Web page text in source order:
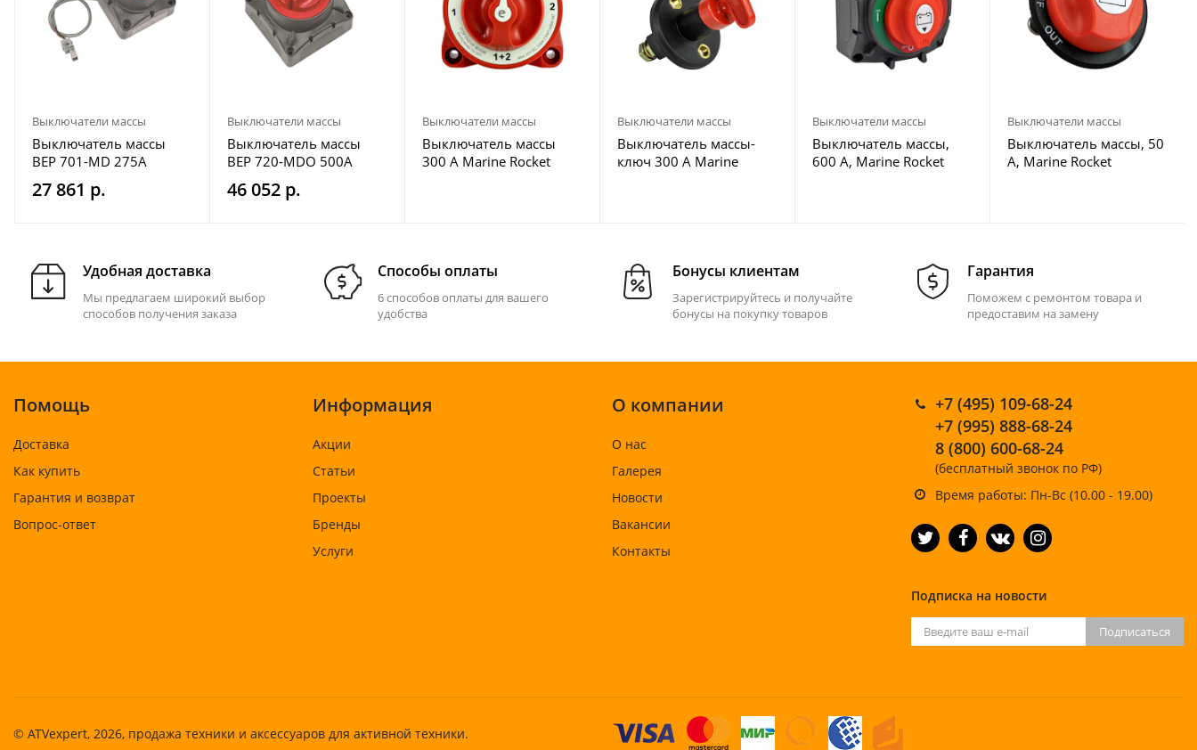
Выключатели массы
Выключатель массы
BEP 701-MD 275A
27 861 р.
Выключатели массы
Выключатель массы
BEP 720-MDO 500A
46 052 р.
Выключатели массы
Выключатель массы
300 А Marine Rocket
Выключатели массы
Выключатель массы-
ключ 300 А Marine
Выключатели массы
Выключатель массы,
600 А, Marine Rocket
Выключатели массы
Выключатель массы, 50
А, Marine Rocket
Удобная доставка
Мы предлагаем широкий выбор
способов получения заказа
Способы оплаты
6 способов оплаты для вашего
удобства
Бонусы клиентам
Зарегистрируйтесь и получайте
бонусы на покупку товаров
Гарантия
Поможем с ремонтом товара и
предоставим на замену
Помощь
Доставка
Как купить
Гарантия и возврат
Вопрос-ответ
Информация
Акции
Статьи
Проекты
Бренды
Услуги
О компании
О нас
Галерея
Новости
Вакансии
Контакты
+7 (495) 109-68-24
+7 (995) 888-68-24
8 (800) 600-68-24
(бесплатный звонок по РФ)
Время работы: Пн-Вс (10.00 - 19.00)
Подписка на новости
Подписаться
© ATVexpert, 2026, продажа техники и аксессуаров для активной техники.